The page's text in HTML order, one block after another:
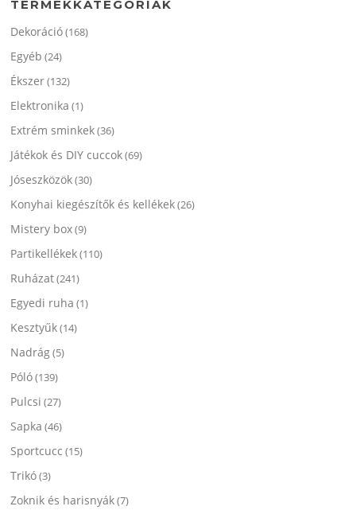
TERMÉKKATEGÓRIÁK
Dekoráció(168)
Egyéb (24)
Ékszer(132)
Elektronika (1)
Extrém sminkek(36)
Játékok és DIY cuccok(69)
Jóseszközök(30)
Konyhai kiegészítők és kellékek(26)
Mistery box(9)
Partikellékek(110)
Ruházat(241)
Egyedi ruha (1)
Kesztyűk(14)
Nadrág(5)
Póló(139)
Pulcsi (27)
Sapka (46)
Sportcucc (15)
Trikó(3)
Zoknik és harisnyák(7)